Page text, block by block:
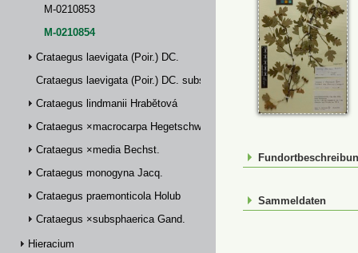
M-0210853
M-0210854
Crataegus laevigata (Poir.) DC.
Crataegus laevigata (Poir.) DC. subsp. palmstruchii (Lindm.) Franco
Crataegus lindmanii Hrabětová
Crataegus ×macrocarpa Hegetschw.
Crataegus ×media Bechst.
Crataegus monogyna Jacq.
Crataegus praemonticola Holub
Crataegus ×subsphaerica Gand.
Hieracium
Sammeldaten